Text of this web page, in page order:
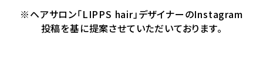
※ヘアサロン「LIPPS hair」デザイナーのInstagram
投稿を基に提案させていただいております。